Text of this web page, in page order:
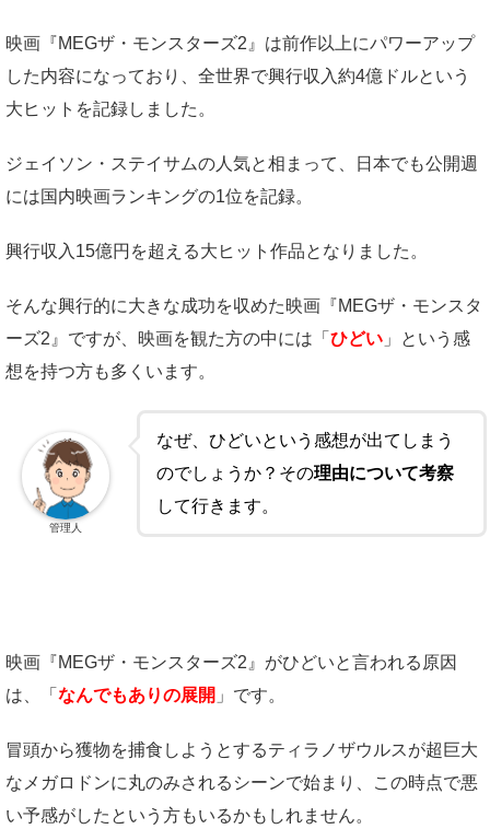
映画『MEGザ・モンスターズ2』は前作以上にパワーアップ
した内容になっており、全世界で興行収入約4億ドルという
大ヒットを記録しました。
ジェイソン・ステイサムの人気と相まって、日本でも公開週
には国内映画ランキングの1位を記録。
興行収入15億円を超える大ヒット作品となりました。
そんな興行的に大きな成功を収めた映画『MEGザ・モンスタ
ーズ2』ですが、映画を観た方の中には「 ひどい 」という感
想を持つ方も多くいます。
なぜ、ひどいという感想が出てしまう
のでしょうか？その理由について考察
して行きます。
管理人
映画『MEGザ・モンスターズ2』がひどいと言われる原因
は、「 なんでもありの展開 」です。
冒頭から獲物を捕食しようとするティラノザウルスが超巨大
なメガロドンに丸のみされるシーンで始まり、この時点で悪
い予感がしたという方もいるかもしれません。